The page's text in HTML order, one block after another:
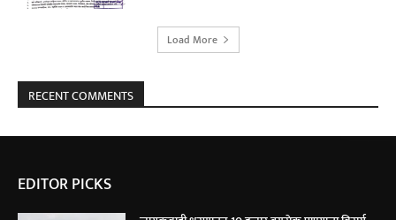
Load More
RECENT COMMENTS
EDITOR PICKS